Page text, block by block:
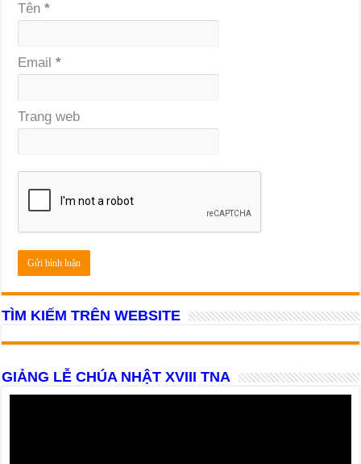
Tên*
Email*
Trang web
TÌM KIẾM TRÊN WEBSITE
GIẢNG LỄ CHÚA NHẬT XVIII TNA